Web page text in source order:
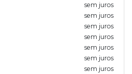
sem juros
sem juros
sem juros
sem juros
sem juros
sem juros
sem juros